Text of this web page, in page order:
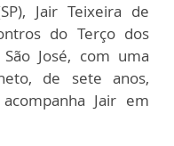
Jair Teixeira de
do Terço dos
José, com uma
de sete anos,
Jair em